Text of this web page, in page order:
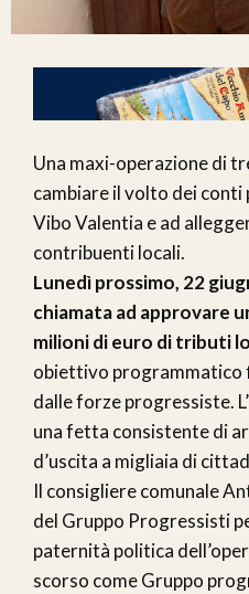
Una maxi-operazione di
cambiare il volto dei conti
Vibo Valentia e ad
contribuenti locali.
Lunedì prossimo, 22
chiamata ad approvare
milioni di euro di tributi
obiettivo programmatico
dalle forze progressiste.
una fetta consistente di
d’uscita a migliaia di
Il consigliere comunale
del Gruppo Progressisti
paternità politica
scorso come Gruppo